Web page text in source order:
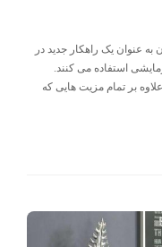
به عنوان یک راهکار جدید در
استفاده می کنند.
بر تمام مزیت هایی که